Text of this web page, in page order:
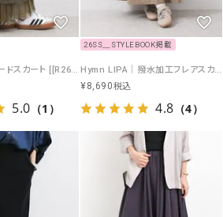
Risley｜レイヤードスカート [[R2601-LSK912]][F]
5.0 （1）
26SS＿STYLEBOOK掲載
Hymn LIPA｜撥水加工フレアスカート [[IZK25072]][F]
¥8,690税込
4.8 （4）